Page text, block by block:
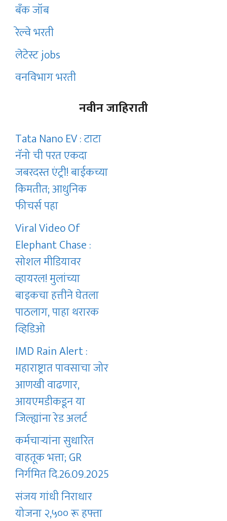
बँक जॉब
रेल्वे भरती
लेटेस्ट jobs
वनविभाग भरती
नवीन जाहिराती
Tata Nano EV : टाटा
नॅनो ची परत एकदा
जबरदस्त एंट्री! बाईकच्या
किमतीत; आधुनिक
फीचर्स पहा
Viral Video Of
Elephant Chase :
सोशल मीडियावर
व्हायरल! मुलांच्या
बाइकचा हत्तीने घेतला
पाठलाग, पाहा थरारक
व्हिडिओ
IMD Rain Alert :
महाराष्ट्रात पावसाचा जोर
आणखी वाढणार,
आयएमडीकडून या
जिल्ह्यांना रेड अलर्ट
कर्मचाऱ्यांना सुधारित
वाहतूक भत्ता; GR
निर्गमित दि.26.09.2025
संजय गांधी निराधार
योजना २,५०० रू हफ्ता